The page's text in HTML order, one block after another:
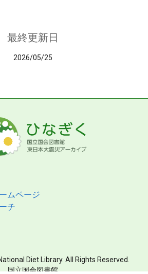
最終更新日
2026/05/25
ムページ
チ
Diet Library. All Rights Reserved.